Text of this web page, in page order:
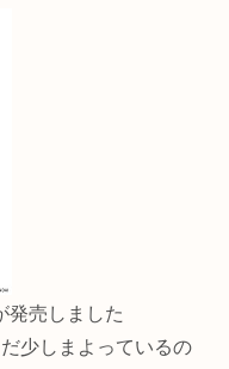
発売しました
少しまよっているの